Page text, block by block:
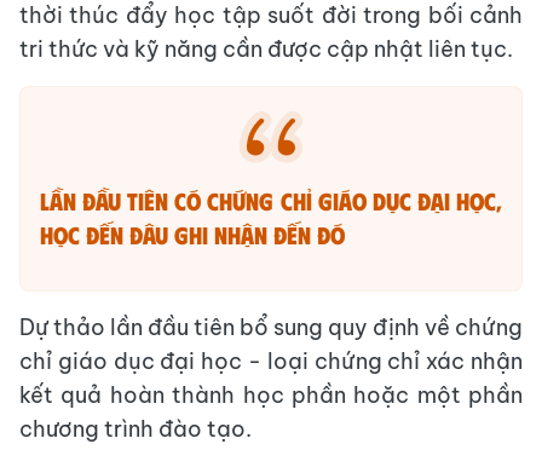
thời thúc đẩy học tập suốt đời trong bối cảnh
tri thức và kỹ năng cần được cập nhật liên tục.
Lần đầu tiên có chứng chỉ giáo dục đại học,
học đến đâu ghi nhận đến đó
Dự thảo lần đầu tiên bổ sung quy định về chứng
chỉ giáo dục đại học - loại chứng chỉ xác nhận
kết quả hoàn thành học phần hoặc một phần
chương trình đào tạo.